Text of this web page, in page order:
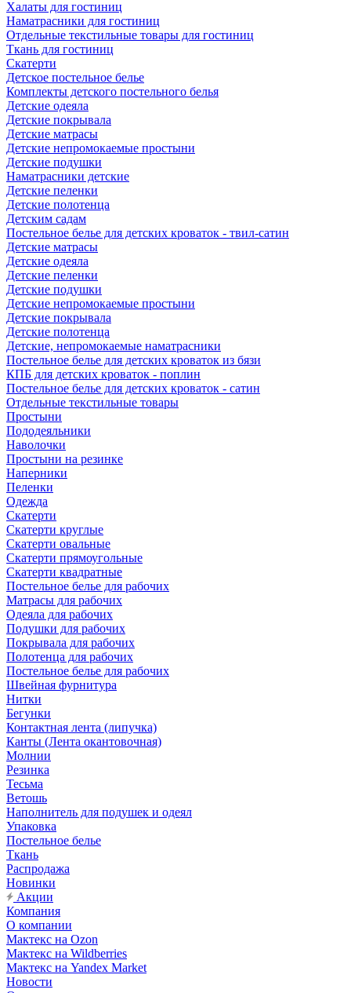
Халаты для гостиниц
Наматрасники для гостиниц
Отдельные текстильные товары для гостиниц
Ткань для гостиниц
Скатерти
Детское постельное белье
Комплекты детского постельного белья
Детские одеяла
Детские покрывала
Детские матрасы
Детские непромокаемые простыни
Детские подушки
Наматрасники детские
Детские пеленки
Детские полотенца
Детским садам
Постельное белье для детских кроваток - твил-сатин
Детские матрасы
Детские одеяла
Детские пеленки
Детские подушки
Детские непромокаемые простыни
Детские покрывала
Детские полотенца
Детские, непромокаемые наматрасники
Постельное белье для детских кроваток из бязи
КПБ для детских кроваток - поплин
Постельное белье для детских кроваток - сатин
Отдельные текстильные товары
Простыни
Пододеяльники
Наволочки
Простыни на резинке
Наперники
Пеленки
Одежда
Скатерти
Скатерти круглые
Скатерти овальные
Скатерти прямоугольные
Скатерти квадратные
Постельное белье для рабочих
Матрасы для рабочих
Одеяла для рабочих
Подушки для рабочих
Покрывала для рабочих
Полотенца для рабочих
Постельное белье для рабочих
Швейная фурнитура
Нитки
Бегунки
Контактная лента (липучка)
Канты (Лента окантовочная)
Молнии
Резинка
Тесьма
Ветошь
Наполнитель для подушек и одеял
Упаковка
Постельное белье
Ткань
Распродажа
Новинки
Акции
Компания
О компании
Мактекс на Ozon
Мактекс на Wildberries
Мактекс на Yandex Market
Новости